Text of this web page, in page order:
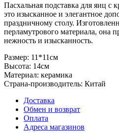
Пасхальная подставка для яиц с
это изысканное и элегантное
праздничному столу.
перламутрового материала, она
нежность и изысканность.
Размер: 11*11см
Высота: 14см
Материал: керамика
Страна-производитель: Китай
Доставка
Обмен и возврат
Оплата
Адреса магазинов